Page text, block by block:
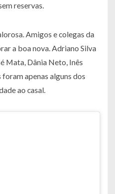
reservas.
Amigos e colegas da
a boa nova. Adriano Silva
Mata, Dânia Neto, Inês
apenas alguns dos
ao casal.